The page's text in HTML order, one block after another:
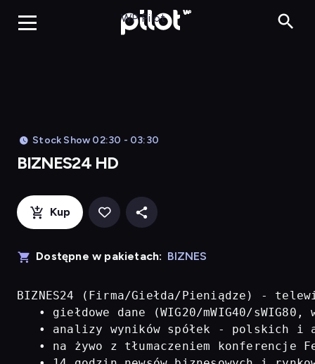
WP Pilot
Stock Show 02:30 - 03:30
BIZNES24 HD
Kup
Dostępne w pakietach: BIZNES
BIZNES24 (Firma/Giełda/Pieniądze) -
• giełdowe dane (WIG20/mWIG40/
• analizy wyników spółek - polskich i
• na żywo z tłumaczeniem konferencje